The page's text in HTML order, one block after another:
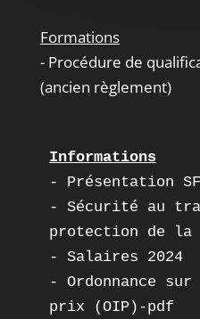
Formations
- Procédure de
(ancien règlement)
Informations
- Présentation
- Sécurité au
protection de la
- Salaires 2024
- Ordonnance
prix (OIP)-pdf